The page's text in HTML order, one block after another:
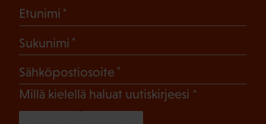
Etunimi
Sukunimi
Sähköpostiosoite
Millä kielellä haluat uutiskirjeesi (Pakollinen)